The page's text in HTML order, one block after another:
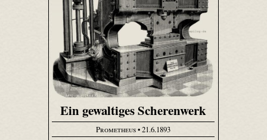
Ein gewaltiges Scherenwerk
Prometheus• 21.6.1893